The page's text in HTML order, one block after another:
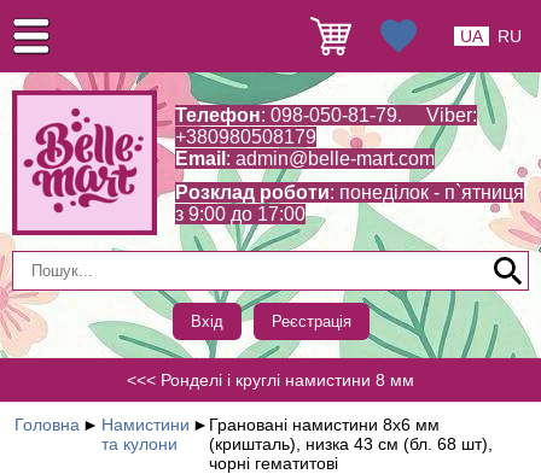
Телефон: 098-050-81-79. Viber:
+380980508179
Email : admin@belle-mart.com
Розклад роботи: понеділок - п`ятниця
з 9:00 до 17:00
Вхід Реєстрація
UA RU
<<< Ронделі і круглі намистини 8 мм
Головна ► Намистини
та кулони
► Грановані намистини 8х6 мм
(кришталь), низка 43 см (бл. 68 шт),
чорні гематитові